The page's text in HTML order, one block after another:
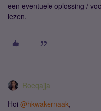
een eventuele oplossing /
lezen.
Roeqajja
Hoi @hkwakernaak,